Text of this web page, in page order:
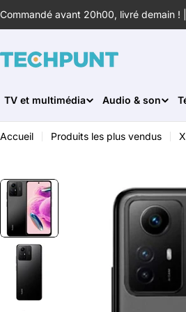
au
Commandé avant 20h00, livré demain !
TV et multimédia Audio & son
Accueil Produits les plus vendus